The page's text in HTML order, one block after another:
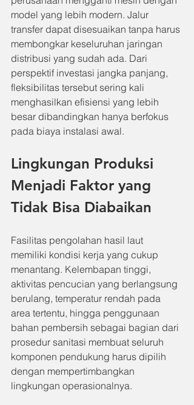
model yang lebih modern. Jalur
transfer dapat disesuaikan tanpa harus
membongkar keseluruhan jaringan
distribusi yang sudah ada. Dari
perspektif investasi jangka panjang,
fleksibilitas tersebut sering kali
menghasilkan efisiensi yang lebih
besar dibandingkan hanya berfokus
pada biaya instalasi awal.
Lingkungan Produksi
Menjadi Faktor yang
Tidak Bisa Diabaikan
Fasilitas pengolahan hasil laut
memiliki kondisi kerja yang cukup
menantang. Kelembapan tinggi,
aktivitas pencucian yang berlangsung
berulang, temperatur rendah pada
area tertentu, hingga penggunaan
bahan pembersih sebagai bagian dari
prosedur sanitasi membuat seluruh
komponen pendukung harus dipilih
dengan mempertimbangkan
lingkungan operasionalnya.